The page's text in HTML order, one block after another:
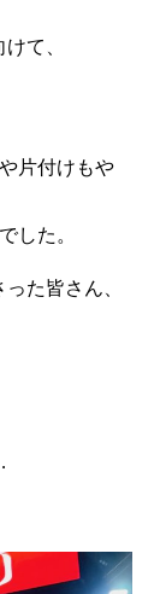
て、
片付けもや
した。
た皆さん、